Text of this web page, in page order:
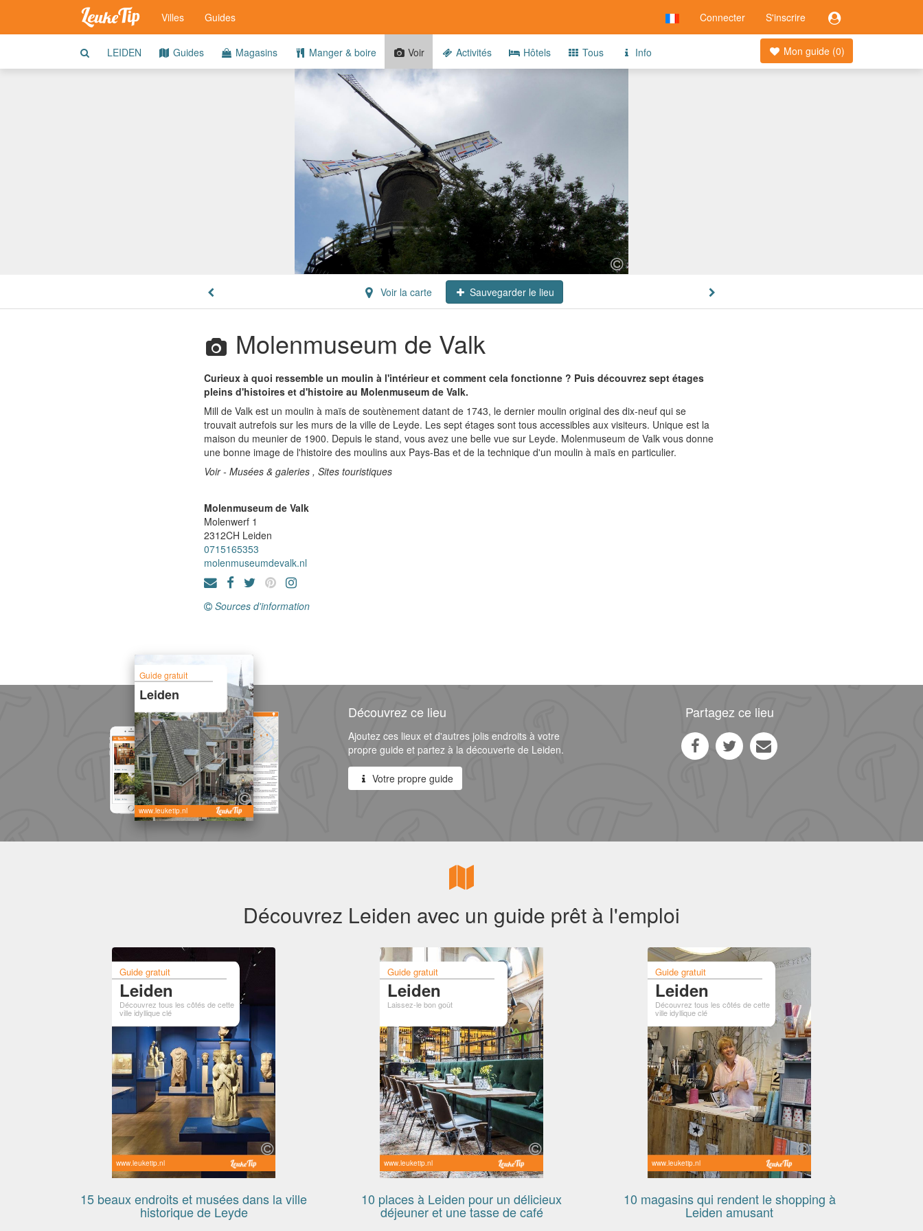
Connecter S'inscrire
Villes Guides
Mon guide (0)
LEIDEN Guides Magasins Manger & boire Voir Activités Hôtels Tous Info
Voir la carte Sauvegarder le lieu
Molenmuseum de Valk
Curieux à quoi ressemble un moulin à l'intérieur et comment cela fonctionne ? Puis découvrez sept étages
pleins d'histoires et d'histoire au Molenmuseum de Valk.
Mill de Valk est un moulin à maïs de soutènement datant de 1743, le dernier moulin original des dix-neuf qui se
trouvait autrefois sur les murs de la ville de Leyde. Les sept étages sont tous accessibles aux visiteurs. Unique est la
maison du meunier de 1900. Depuis le stand, vous avez une belle vue sur Leyde. Molenmuseum de Valk vous donne
une bonne image de l'histoire des moulins aux Pays-Bas et de la technique d'un moulin à maïs en particulier.
Voir - Musées & galeries , Sites touristiques
Molenmuseum de Valk
Molenwerf 1
2312CH Leiden
0715165353
molenmuseumdevalk.nl
Sources d'information
Guide gratuit
Leiden
www.leuketip.nl
Découvrez ce lieu
Ajoutez ces lieux et d'autres jolis endroits à votre
propre guide et partez à la découverte de Leiden.
Votre propre guide
Partagez ce lieu
Découvrez Leiden avec un guide prêt à l'emploi
Guide gratuit
Leiden
Découvrez tous les côtés de cette
ville idyllique clé
www.leuketip.nl
15 beaux endroits et musées dans la ville
historique de Leyde
Guide gratuit
Leiden
Laissez-le bon goût
www.leuketip.nl
10 places à Leiden pour un délicieux
déjeuner et une tasse de café
Guide gratuit
Leiden
Découvrez tous les côtés de cette
ville idyllique clé
www.leuketip.nl
10 magasins qui rendent le shopping à
Leiden amusant